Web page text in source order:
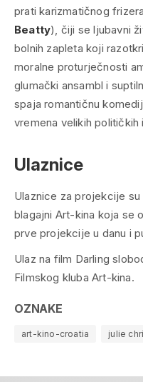
prati karizmatičnog
Beatty), čiji se ljubavni
bolnih zapleta koji
moralne proturječnosti
glumački ansambl i
spaja romantičnu
vremena velikih političkih
Ulaznice
Ulaznice za projekcije
blagajni Art-kina koja se
prve projekcije u danu i
Ulaz na film Darling
Filmskog kluba Art-kina.
OZNAKE
art-kino-croatia julie